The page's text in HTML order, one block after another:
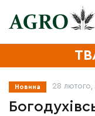
Новина 28 лютого,